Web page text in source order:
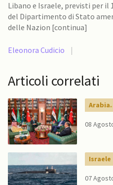
Libano e Israele, previsti per il
del Dipartimento di Stato
delle Nazion [continua]
Eleonora Cudicio |
Articoli correlati
Arabia
08
Israele
07